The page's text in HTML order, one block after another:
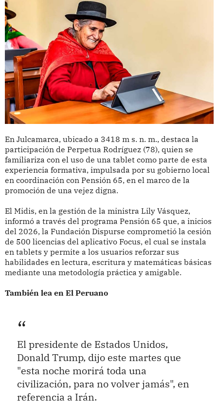
En Julcamarca, ubicado a 3418 m s. n. m., destaca la
participación de Perpetua Rodríguez (78), quien se
familiariza con el uso de una tablet como parte de esta
experiencia formativa, impulsada por su gobierno local
en coordinación con Pensión 65, en el marco de la
promoción de una vejez digna.
El Midis, en la gestión de la ministra Lily Vásquez,
informó a través del programa Pensión 65 que, a inicios
del 2026, la Fundación Dispurse comprometió la cesión
de 500 licencias del aplicativo Focus, el cual se instala
en tablets y permite a los usuarios reforzar sus
habilidades en lectura, escritura y matemáticas básicas
mediante una metodología práctica y amigable.
También lea en El Peruano
El presidente de Estados Unidos,
Donald Trump, dijo este martes que
"esta noche morirá toda una
civilización, para no volver jamás", en
referencia a Irán.